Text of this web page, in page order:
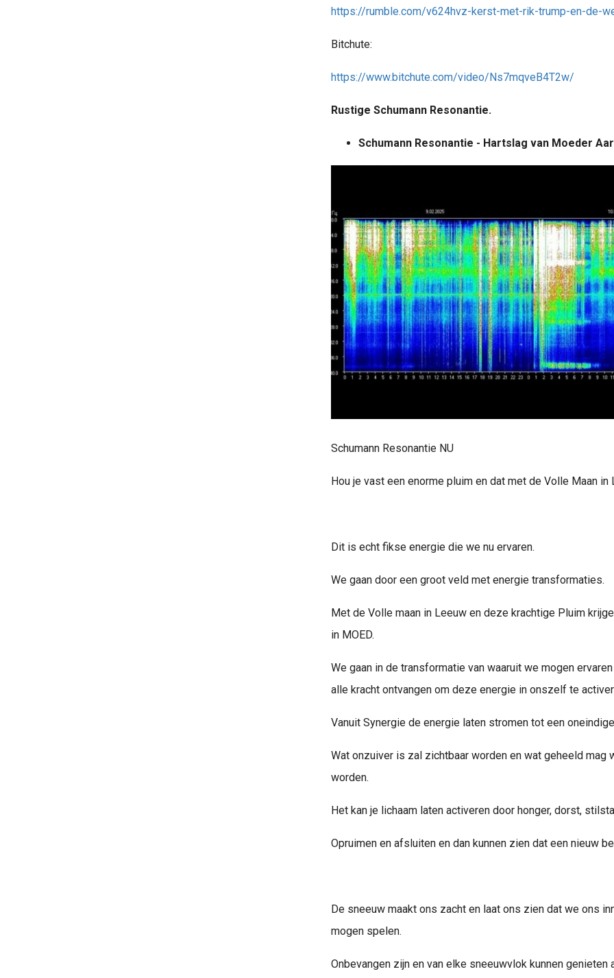
https://rumble.com/v624hvz-kerst-met-rik-trump-en-de-
Bitchute:
https://www.bitchute.com/video/Ns7mqveB4T2w/
Rustige Schumann Resonantie.
Schumann Resonantie - Hartslag van Moeder
Schumann Resonantie NU
Hou je vast een enorme pluim en dat met de Volle Maan in
Dit is echt fikse energie die we nu ervaren.
We gaan door een groot veld met energie transformaties.
Met de Volle maan in Leeuw en deze krachtige Pluim
in MOED.
We gaan in de transformatie van waaruit we mogen
alle kracht ontvangen om deze energie in onszelf te
Vanuit Synergie de energie laten stromen tot een
Wat onzuiver is zal zichtbaar worden en wat geheeld mag
worden.
Het kan je lichaam laten activeren door honger, dorst,
Opruimen en afsluiten en dan kunnen zien dat een nieuw
De sneeuw maakt ons zacht en laat ons zien dat we ons
mogen spelen.
Onbevangen zijn en van elke sneeuwvlok kunnen